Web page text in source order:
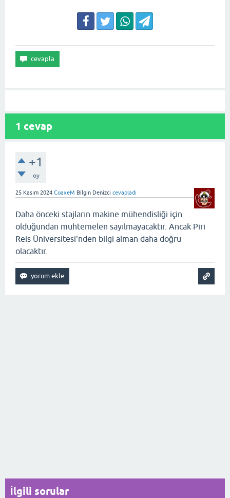
1 cevap
+1
oy
25 Kasım 2024 CoaxeM Bilgin Denizci cevapladı
Daha önceki stajların makine mühendisliği için
olduğundan muhtemelen sayılmayacaktır. Ancak Piri
Reis Üniversitesi'nden bilgi alman daha doğru
olacaktır.
İlgili sorular